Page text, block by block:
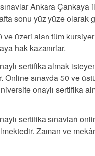
Ankara Çankaya
sonu yüz yüze olarak
ve üzeri alan tüm
hak kazanırlar.
sertifika almak
Online sınavda 50 ve
onaylı sertifika
sertifika sınavları
Zaman ve mekân